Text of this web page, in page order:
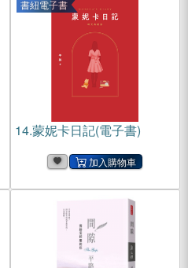
書紐電子書
14.蒙妮卡日記(電子書)